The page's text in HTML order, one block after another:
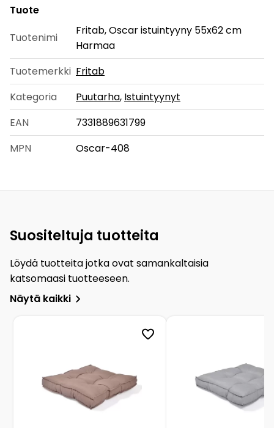
Tuote
Tuotenimi
Fritab, Oscar istuintyyny 55x62 cm
Harmaa
Tuotemerkki Fritab
Kategoria
Puutarha, Istuintyynyt
EAN
7331889631799
MPN
Oscar-408
Suositeltuja tuotteita
Löydä tuotteita jotka ovat samankaltaisia
katsomaasi tuotteeseen.
Näytä kaikki